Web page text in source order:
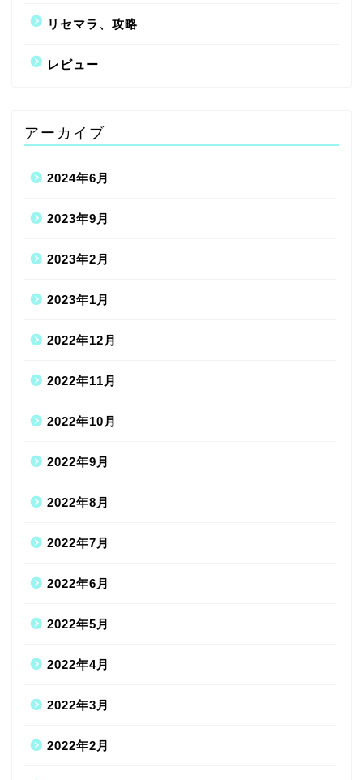
リセマラ、攻略
レビュー
アーカイブ
2024年6月
2023年9月
2023年2月
2023年1月
2022年12月
2022年11月
2022年10月
2022年9月
2022年8月
2022年7月
2022年6月
2022年5月
2022年4月
2022年3月
2022年2月